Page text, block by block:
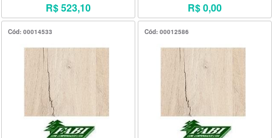
R$ 523,10 R$ 0,00
Cód: 00014533 Cód: 00012586